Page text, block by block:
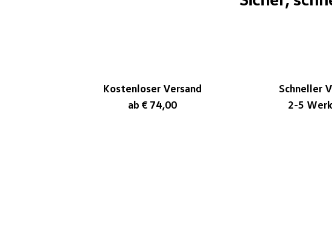
Kostenloser Versand
ab € 74,00
Schneller
2-5